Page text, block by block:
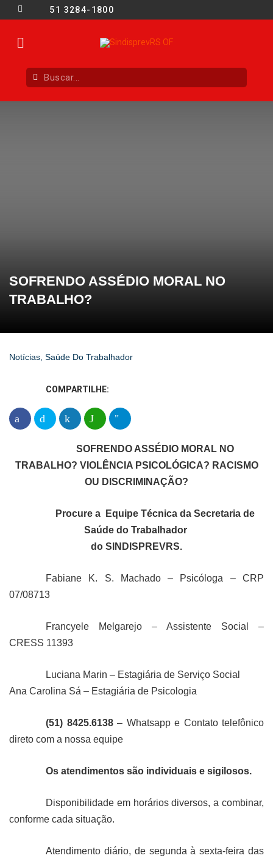
51 3284-1800
SOFRENDO ASSÉDIO MORAL NO
TRABALHO?
Notícias, Saúde Do Trabalhador
COMPARTILHE:
SOFRENDO ASSÉDIO MORAL NO
TRABALHO? VIOLÊNCIA PSICOLÓGICA? RACISMO
OU DISCRIMINAÇÃO?
Procure a Equipe Técnica da Secretaria de
Saúde do Trabalhador
do SINDISPREVRS.
Fabiane K. S. Machado – Psicóloga – CRP
07/08713
Francyele Melgarejo – Assistente Social –
CRESS 11393
Luciana Marin – Estagiária de Serviço Social
Ana Carolina Sá – Estagiária de Psicologia
(51) 8425.6138– Whatsapp e Contato telefônico
direto com a nossa equipe
Os atendimentos são individuais e sigilosos.
Disponibilidade em horários diversos, a combinar,
conforme cada situação.
Atendimento diário, de segunda à sexta-feira das